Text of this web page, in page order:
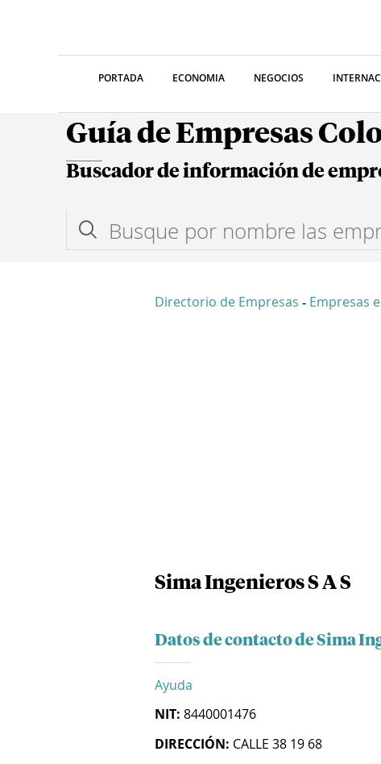
PORTADA ECONOMIA NEGOCIOS
Guía de Empresas
Buscador de información de
Directorio de Empresas - Empresas
Sima Ingenieros S A S
Datos de contacto de Sima
Ayuda
NIT: 8440001476
DIRECCIÓN: CALLE 38 19 68